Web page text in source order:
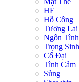
Mạt Thế
HE
Hỗ Công
Tương Lai
Ngôn Tình
Trọng Sinh
Cổ Đại
Tình Cảm
Sủng